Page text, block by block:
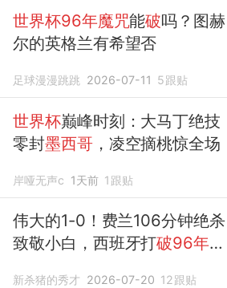
世界杯96年魔咒能破吗？图赫
尔的英格兰有希望否
足球漫漫跳跳 2026-07-11 5跟贴
世界杯巅峰时刻：大马丁绝技
零封墨西哥，凌空摘桃惊全场
岸哑无声c 1天前 1 跟贴
伟大的1-0！费兰106分钟绝杀
致敬小白，西班牙打破96年世
新杀猪的秀才 2026-07-20 12跟贴